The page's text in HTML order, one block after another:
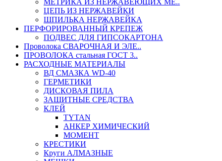
МЕТРИКА ИЗ НЕРЖАВЕЮЩИХ МЕ..
ЦЕПЬ ИЗ НЕРЖАВЕЙКИ
ШПИЛЬКА НЕРЖАВЕЙКА
ПЕРФОРИРОВАННЫЙ КРЕПЕЖ
ПОДВЕС ДЛЯ ГИПСОКАРТОНА
Проволока СВАРОЧНАЯ И ЭЛЕ..
ПРОВОЛОКА стальная ГОСТ 3..
РАСХОДНЫЕ МАТЕРИАЛЫ
ВД СМАЗКА WD-40
ГЕРМЕТИКИ
ДИСКОВАЯ ПИЛА
ЗАЩИТНЫЕ СРЕДСТВА
КЛЕЙ
TYTAN
АНКЕР ХИМИЧЕСКИЙ
МОМЕНТ
КРЕСТИКИ
Круги АЛМАЗНЫЕ